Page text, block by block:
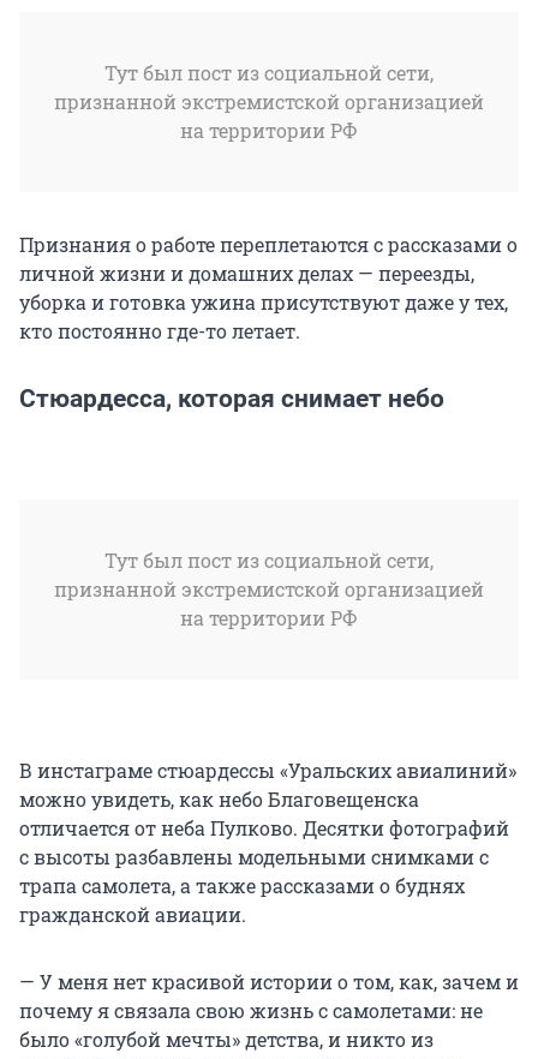
Тут был пост из социальной сети,
признанной экстремистской организацией
на территории РФ
Признания о работе переплетаются с рассказами о
личной жизни и домашних делах — переезды,
уборка и готовка ужина присутствуют даже у тех,
кто постоянно где-то летает.
Стюардесса, которая снимает небо
Тут был пост из социальной сети,
признанной экстремистской организацией
на территории РФ
В инстаграме стюардессы «Уральских авиалиний»
можно увидеть, как небо Благовещенска
отличается от неба Пулково. Десятки фотографий
с высоты разбавлены модельными снимками с
трапа самолета, а также рассказами о буднях
гражданской авиации.
— У меня нет красивой истории о том, как, зачем и
почему я связала свою жизнь с самолетами: не
было «голубой мечты» детства, и никто из